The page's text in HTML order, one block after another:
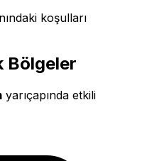
koşulları
Bölgeler
yarıçapında etkili